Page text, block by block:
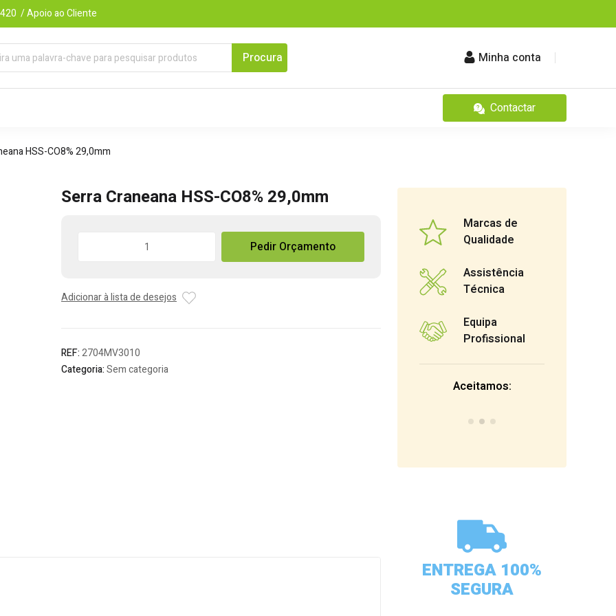
/ Apoio ao Cliente
Minha conta
Contactar
HSS-CO8% 29,0mm
Serra Craneana HSS-CO8% 29,0mm
HSS-
Pedir Orçamento
Adicionar à lista de desejos
REF:2704MV3010
Categoria:Sem categoria
Marcas de
Qualidade
Assistência
Técnica
Equipa
Profissional
Aceitamos:
ENTREGA 100%
SEGURA